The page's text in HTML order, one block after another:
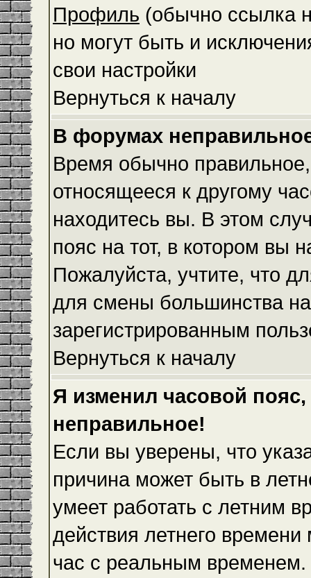
Профиль (обычно ссылка
но могут быть и
свои настройки
Вернуться к началу
В форумах
Время обычно
относящееся к другому
находитесь вы. В этом
пояс на тот, в котором вы
Пожалуйста, учтите, что
для смены большинства
зарегистрированным
Вернуться к началу
Я изменил часовой
неправильное!
Если вы уверены, что
причина может быть в
умеет работать с летним
действия летнего
час с реальным временем.